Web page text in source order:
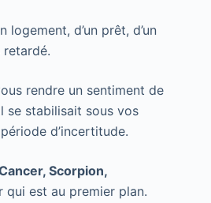
logement, d’un prêt, d’un
rendre un sentiment de
se stabilisait sous vos
d’incertitude.
Scorpion,
qui est au premier plan.